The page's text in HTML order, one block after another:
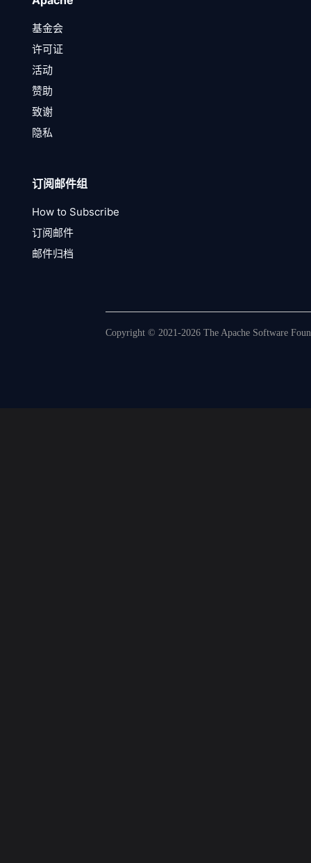
基金会
许可证
活动
赞助
致谢
隐私
订阅邮件组
How to Subscribe
订阅邮件
邮件归档
Copyright © 2021-2026 The Apache Software